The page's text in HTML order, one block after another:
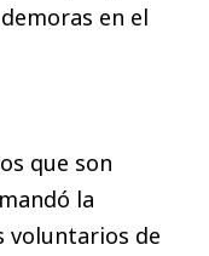
en el
que son
la
voluntarios de